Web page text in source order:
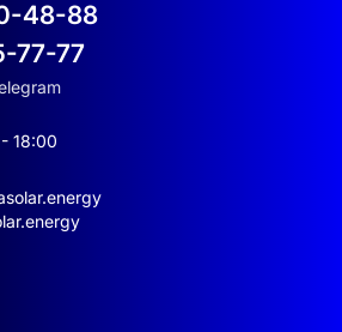
виходів для підключення
заряджання;
сонячну станцію?
станції важливо
для малого бізнесу
48-88
77-77
18:00